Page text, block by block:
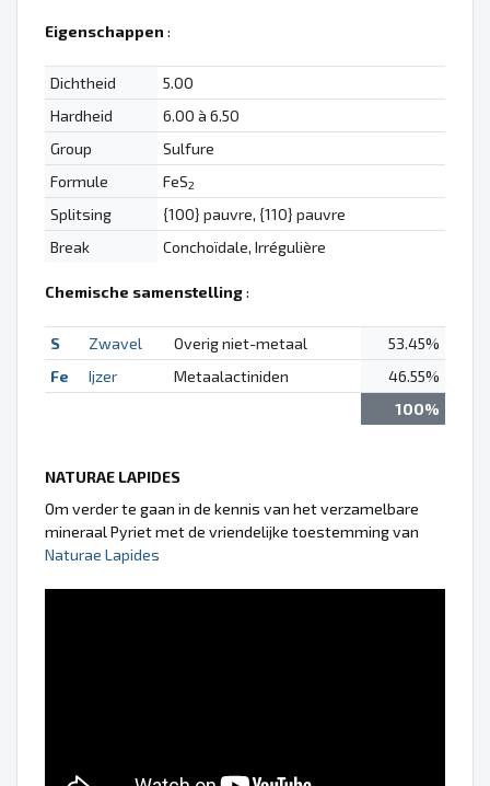
Eigenschappen :
Dichtheid
5.00
Hardheid
6.00 à 6.50
Group
Sulfure
Formule
FeS2
Splitsing
{100} pauvre, {110} pauvre
Break
Conchoïdale, Irrégulière
Chemische samenstelling:
S Zwavel Overig niet-metaal
53.45%
Fe
Ijzer Metaalactiniden
46.55%
100%
NATURAE LAPIDES
Om verder te gaan in de kennis van het verzamelbare
mineraal Pyriet met de vriendelijke toestemming van
Naturae Lapides